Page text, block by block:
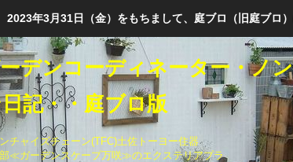
2023年3月31日（金）をもちまして、庭ブロ（旧庭ブロ
デンコーディネーター・ノ
記・・庭ブロ版
チャイズチェーン(TFC)土佐トーヨー住器
≪ガーデンスケープ万咲≫のエクステリアプラ